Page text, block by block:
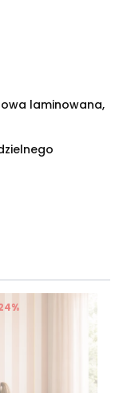
laminowana,